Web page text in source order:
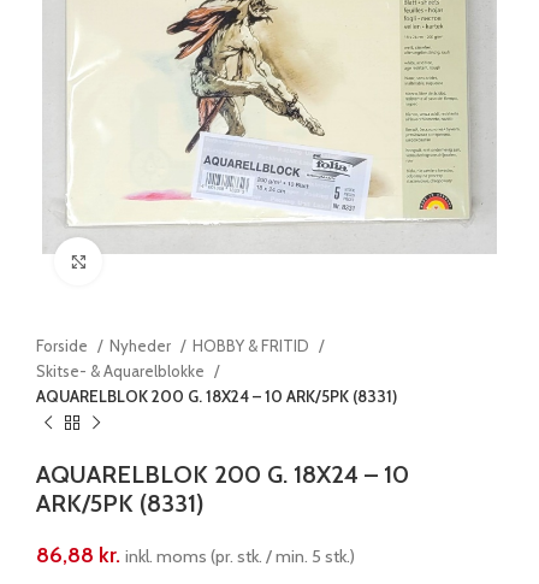
Forside Nyheder
HOBBY & FRITID
Skitse- & Aquarelblokke
AQUARELBLOK 200 G. 18X24 – 10 ARK/5PK (8331)
AQUARELBLOK 200 G. 18X24 – 10
ARK/5PK (8331)
86,88 kr. inkl. moms (pr. stk. / min. 5 stk.)